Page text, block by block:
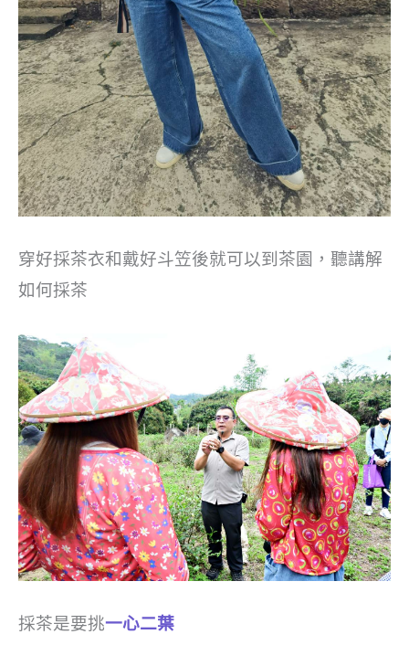
穿好採茶衣和戴好斗笠後就可以到茶園，聽講解
如何採茶
採茶是要挑一心二葉